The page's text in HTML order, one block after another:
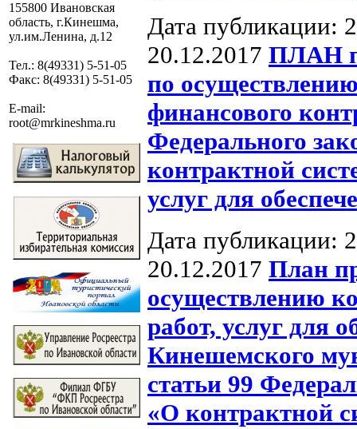
155800 Ивановская
область, г.Кинешма,
ул.им.Ленина, д.12
Тел.: 8(49331) 5-51-05
Факс: 8(49331) 5-51-05
E-mail:
root@mrkineshma.ru
Дата публикации:
20.12.2017 ПЛАН
по
финансового
Федерального
контрактной
услуг для
Дата публикации:
20.12.2017 План
осуществлению
работ, услуг для
Кинешемского
статьи 99
«О контрактной